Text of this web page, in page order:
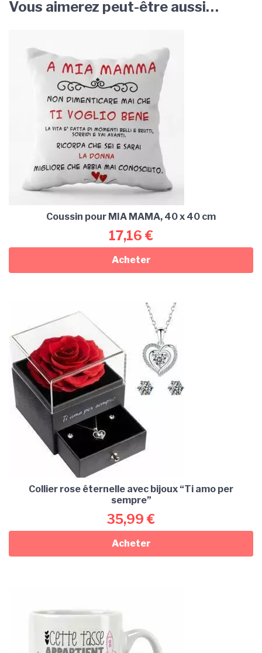
Vous aimerez peut-être aussi…
Coussin pour MIA MAMA, 40 x 40 cm
17,16 €
Acheter
Collier rose éternelle avec bijoux “Ti amo per
sempre”
35,99 €
Acheter